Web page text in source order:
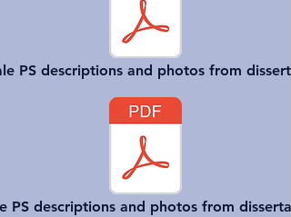
PS descriptions and photos from
PS descriptions and photos from